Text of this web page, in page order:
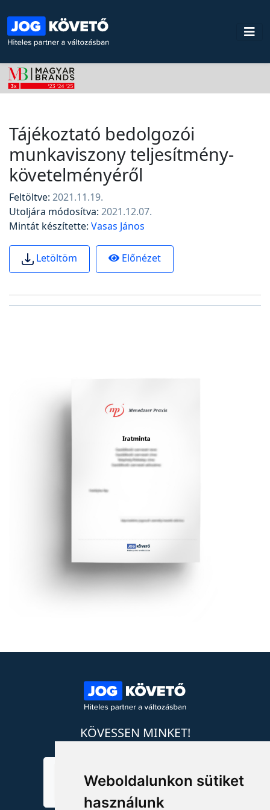
Weboldalunkon sütiket
használunk
Tájékoztató bedolgozói
munkaviszony teljesítmény-
követelményéről
Feltöltve: 2021.11.19.
Utoljára módosítva: 2021.12.07.
Mintát készítette: Vasas János
Letöltöm Előnézet
KÖVESSEN MINKET!